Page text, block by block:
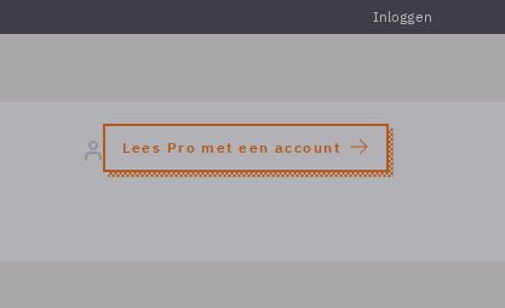
Inloggen
Lees Pro met een account